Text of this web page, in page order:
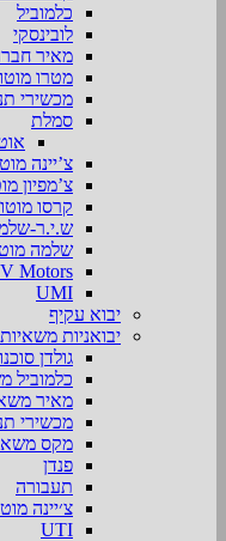
כלמוביל
לובינסקי
מאיר
מטרו
מכשירי
סמלת
צ’יינה
צ’מפיון
קרסו
ש.י.ר-
שלמה
Motors
UMI
יבוא עקיף
יבואניות
גולדן
כלמוביל
מאיר
מכשירי
מקס
פנדן
תעבורה
צ׳יינה
UTI